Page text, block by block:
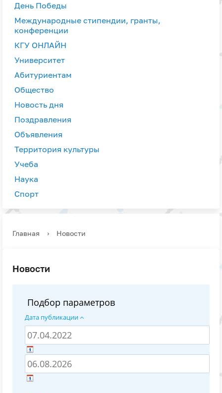
День Победы
Международные стипендии, гранты,
конференции
КГУ ОНЛАЙН
Университет
Абитуриентам
Общество
Новость дня
Поздравления
Объявления
Территория культуры
Учеба
Наука
Спорт
Главная › Новости
Новости
Подбор параметров
Дата публикации